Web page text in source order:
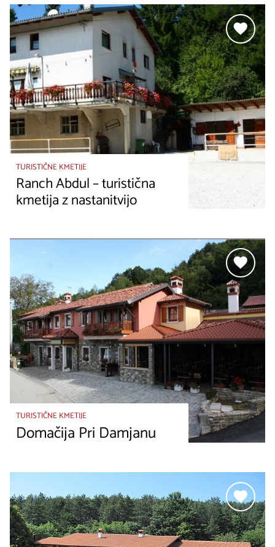
TURISTIČNE KMETIJE
Ranch Abdul – turistična
kmetija z nastanitvijo
TURISTIČNE KMETIJE
Domačija Pri Damjanu